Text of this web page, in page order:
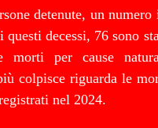
detenute, un numero
questi decessi, 76 sono
morti per cause
colpisce riguarda le
nel 2024.